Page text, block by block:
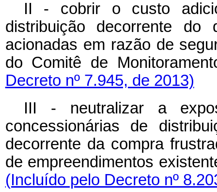
II - cobrir o custo
distribuição decorrente do
acionadas em razão de
do Comitê de
Decreto nº 7.945, de 2013)
III - neutralizar a
concessionárias de
decorrente da compra
de empreendimentos
(Incluído pelo Decreto nº